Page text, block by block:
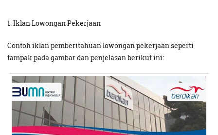
1. Iklan Lowongan Pekerjaan
Contoh iklan pemberitahuan lowongan pekerjaan seperti
tampak pada gambar dan penjelasan berikut ini: